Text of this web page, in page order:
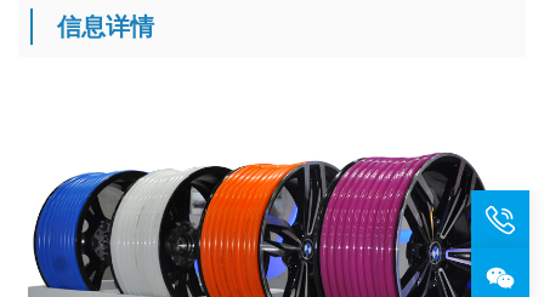
信息详情